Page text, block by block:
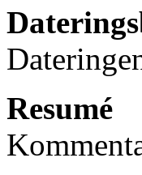
Resumé